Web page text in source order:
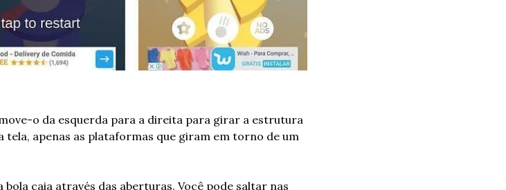
o da esquerda para a direita para girar a estrutura
tela, apenas as plataformas que giram em torno de um
caia através das aberturas. Você pode saltar nas